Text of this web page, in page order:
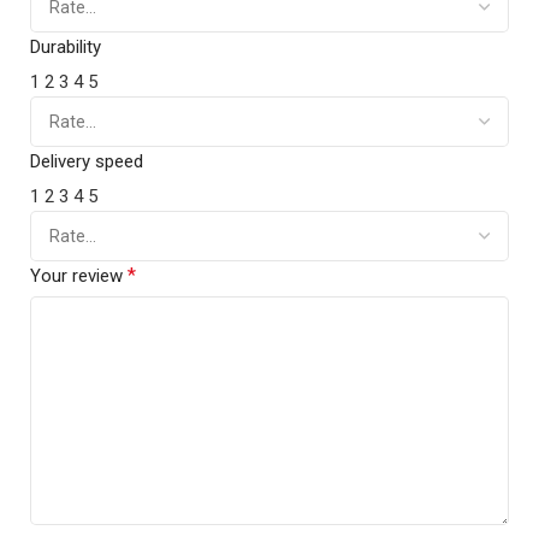
Durability
1 2 3 4 5
Delivery speed
1 2 3 4 5
Your review *